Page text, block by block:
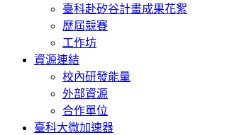
臺科赴矽谷計畫成果花絮
歷屆競賽
工作坊
資源連結
校內研發能量
外部資源
合作單位
臺科大微加速器